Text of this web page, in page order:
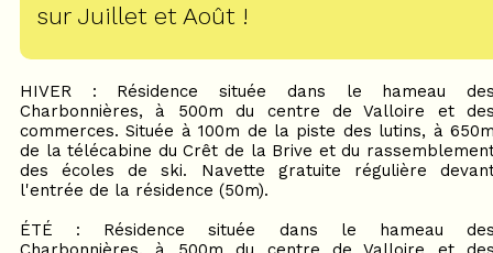
sur Juillet et Août !
HIVER : Résidence située dans le hameau
Charbonnières, à 500m du centre de Valloire et
commerces. Située à 100m de la piste des lutins, à
de la télécabine du Crêt de la Brive et du
des écoles de ski. Navette gratuite régulière
l'entrée de la résidence (50m).
ÉTÉ : Résidence située dans le hameau